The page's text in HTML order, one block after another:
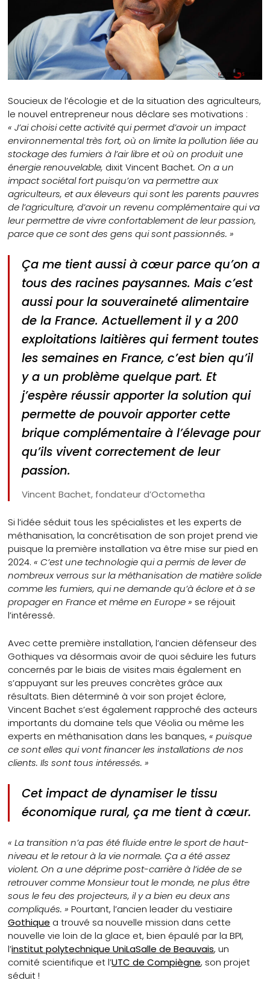
Soucieux de l’écologie et de la situation des agriculteurs,
le nouvel entrepreneur nous déclare ses motivations :
« J’ai choisi cette activité qui permet d’avoir un impact
environnemental très fort, où on limite la pollution liée au
stockage des fumiers à l’air libre et où on produit une
énergie renouvelable, dixit Vincent Bachet. On a un
impact sociétal fort puisqu’on va permettre aux
agriculteurs, et aux éleveurs qui sont les parents pauvres
de l’agriculture, d’avoir un revenu complémentaire qui va
leur permettre de vivre confortablement de leur passion,
parce que ce sont des gens qui sont passionnés. »
Ça me tient aussi à cœur parce qu’on a
tous des racines paysannes. Mais c’est
aussi pour la souveraineté alimentaire
de la France. Actuellement il y a 200
exploitations laitières qui ferment toutes
les semaines en France, c’est bien qu’il
y a un problème quelque part. Et
j’espère réussir apporter la solution qui
permette de pouvoir apporter cette
brique complémentaire à l’élevage pour
qu’ils vivent correctement de leur
passion.
Vincent Bachet, fondateur d’Octometha
Si l’idée séduit tous les spécialistes et les experts de
méthanisation, la concrétisation de son projet prend vie
puisque la première installation va être mise sur pied en
2024.« C’est une technologie qui a permis de lever de
nombreux verrous sur la méthanisation de matière solide
comme les fumiers, qui ne demande qu’à éclore et à se
propager en France et même en Europe » se réjouit
l’intéressé.
Avec cette première installation, l’ancien défenseur des
Gothiques va désormais avoir de quoi séduire les futurs
concernés par le biais de visites mais également en
s’appuyant sur les preuves concrètes grâce aux
résultats. Bien déterminé à voir son projet éclore,
Vincent Bachet s’est également rapproché des acteurs
importants du domaine tels que Véolia ou même les
experts en méthanisation dans les banques,« puisque
ce sont elles qui vont financer les installations de nos
clients. Ils sont tous intéressés. »
Cet impact de dynamiser le tissu
économique rural, ça me tient à cœur.
« La transition n’a pas été fluide entre le sport de haut-
niveau et le retour à la vie normale. Ça a été assez
violent. On a une déprime post-carrière à l’idée de se
retrouver comme Monsieur tout le monde, ne plus être
sous le feu des projecteurs, il y a bien eu deux ans
compliqués. » Pourtant, l’ancien leader du vestiaire
Gothique a trouvé sa nouvelle mission dans cette
nouvelle vie loin de la glace et, bien épaulé par la BPI,
l’institut polytechnique UniLaSalle de Beauvais, un
comité scientifique et l’UTC de Compiègne, son projet
séduit !